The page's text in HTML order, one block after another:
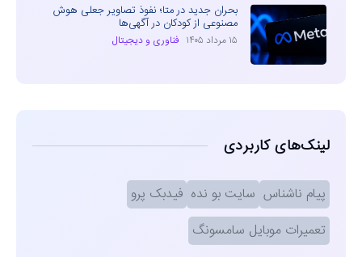
بحران جدید در متا؛ نفوذ تصاویر جعلی هوش
مصنوعی از کودکان در آگهی‌ها
۱۵ مرداد ۱۴۰۵ فناوری و دیجیتال
لینک‌های کاربردی
پیام ناشناس سایت بو نده فیدبک پرو
تعمیرات موبایل سامسونگ